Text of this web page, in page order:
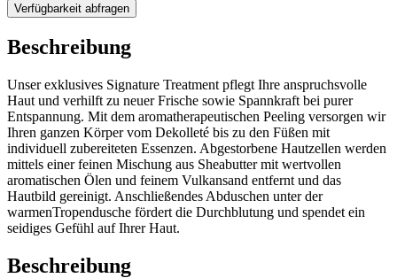
Verfügbarkeit abfragen
Beschreibung
Unser exklusives Signature Treatment pflegt Ihre anspruchsvolle
Haut und verhilft zu neuer Frische sowie Spannkraft bei purer
Entspannung. Mit dem aromatherapeutischen Peeling versorgen wir
Ihren ganzen Körper vom Dekolleté bis zu den Füßen mit
individuell zubereiteten Essenzen. Abgestorbene Hautzellen werden
mittels einer feinen Mischung aus Sheabutter mit wertvollen
aromatischen Ölen und feinem Vulkansand entfernt und das
Hautbild gereinigt. Anschließendes Abduschen unter der
warmenTropendusche fördert die Durchblutung und spendet ein
seidiges Gefühl auf Ihrer Haut.
Beschreibung